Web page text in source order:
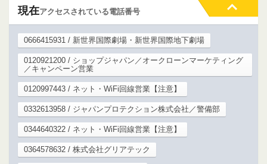
現在アクセスされている電話番号
0666415931 / 新世界国際劇場・新世界国際地下劇場
0120921200 / ショップジャパン／オークローンマーケティング
／キャンペーン営業
0120997443 / ネット・WiFi回線営業【注意】
0332613958 / ジャパンプロテクション株式会社／警備部
0344640322 / ネット・WiFi回線営業【注意】
0364578632 / 株式会社グリアテック